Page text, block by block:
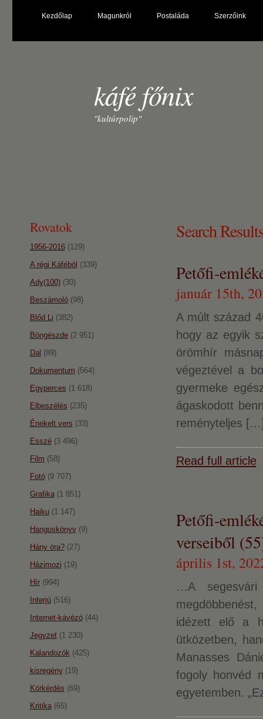
Kezdőlap Magunkról Postaláda Szerzőink
káfé főnix
"kultúrpolip"
Search
Petőfi-
január 15th,
A múlt század
hogy az egyik
örömhír
végeztével a
gyermeke
ágaskodott
reményteljes
Read full article
Petőfi-
verseiből
április 1st,
…A
idézett elő a
ütközetben,
Manasses
fogoly honvéd
egyetemben.
Rovatok
1956-2016(129)
A régi Káféból (339)
Ady(100)(30)
Beszámoló(98)
Blőd Li (382)
Böngészde(2 951)
Dal (89)
Dokumentum (564)
Egyperces (1 618)
Elbeszélés (235)
Énekelt vers (33)
Esszé(3 496)
Film (58)
Fotó(9 707)
Grafika(1 851)
Haiku(1 147)
Hangoskönyv(9)
Hány óra?(27)
Házimozi (19)
Hír(994)
Interjú(516)
Internet-kávézó(44)
Jegyzet(1 230)
Kalandozók (425)
kisregény(19)
Körkérdés (69)
Kritika(65)